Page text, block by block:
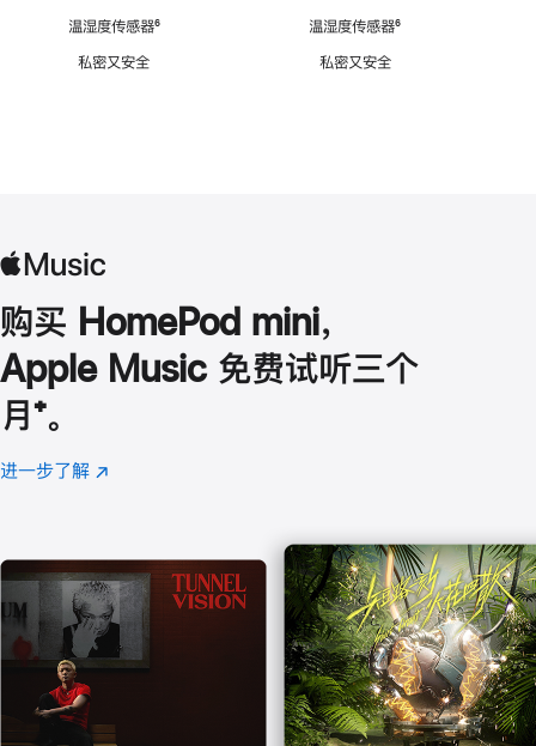
温湿度传感器脚
⁶
私密又安全
温湿度传感器脚
⁶
私密又安全
购买 HomePod mini，
Apple Music 免费试听三个
月 脚
注
⁺。
进一步了解 Apple
(在
口
中
打
开)